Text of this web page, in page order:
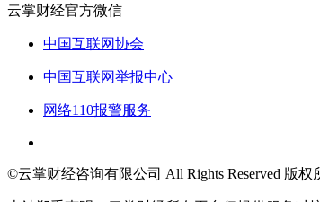
云掌财经官方微信
中国互联网协会
中国互联网举报中心
网络110报警服务
©云掌财经咨询有限公司 All Rights Reserved 版权